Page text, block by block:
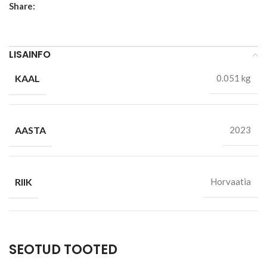
Share:
LISAINFO
KAAL 0.051 kg
AASTA 2023
RIIK Horvaatia
SEOTUD TOOTED